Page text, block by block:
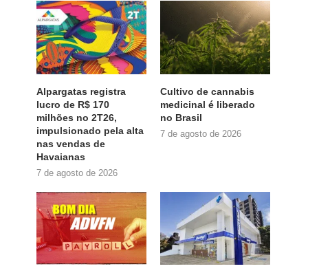
Alpargatas registra
lucro de R$ 170
milhões no 2T26,
impulsionado pela alta
nas vendas de
Havaianas
7 de agosto de 2026
Cultivo de cannabis
medicinal é liberado
no Brasil
7 de agosto de 2026